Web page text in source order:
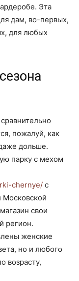
Эта
дам, во-первых,
для любых
пожалуй, как
дольше.
парку с мехом
chernye/ с
Московской
свои
регион.
женские
но и любого
возрасту,